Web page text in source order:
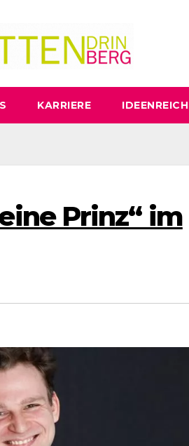
KARRIERE IDEENREICH
Prinz“ im